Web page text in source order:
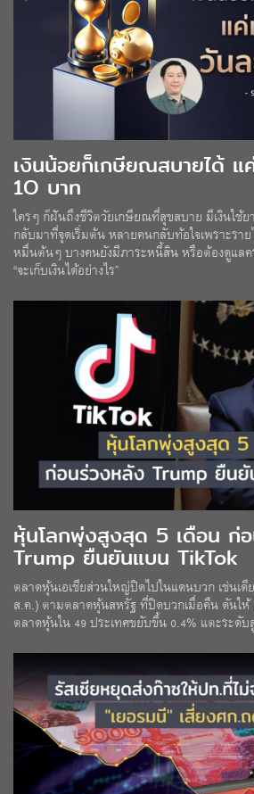
เงินน้อยก็เกษียณสบายได้ แ
1O บาท
ใครๆ ก็ฝันถึงชีวิตวัยเกษียณที่สุขสบาย มีเงินใช้
กลับมาที่จุดเริ่มต้น หลายคนกลับท้อใจเพราะรา
หมื่นต้นๆ บางคนยังมีภาระหนี้สิน หรือต้องดูแลค
“จะเก็บเงินได้อย่างไร”
หุ้นโลกพุ่งสูงสุด 5 เดือน ก่
Trump ยืนยันแบน TikTok
ตลาดหุ้นเอเชียส่วนใหญ่ปิดไปในแดนบวก เช่นเ
ส.ค.) ตามตลาดหุ้นสหรัฐ ที่ปิดบวกเมื่อคืน ดันให้
ตลาดหุ้นใน 49 ประเทศขยับขึ้น 0.4% แตะระดับ